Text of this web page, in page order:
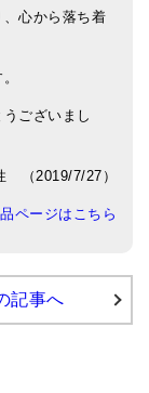
心から落ち着
ございまし
（2019/7/27）
ページはこちら
記事へ